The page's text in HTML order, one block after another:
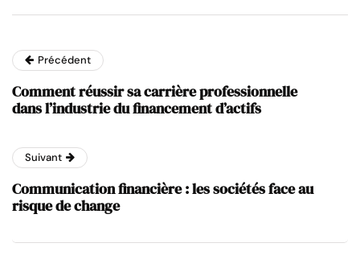
Précédent
Comment réussir sa carrière professionnelle
dans l’industrie du financement d’actifs
Suivant
Communication financière : les sociétés face au
risque de change